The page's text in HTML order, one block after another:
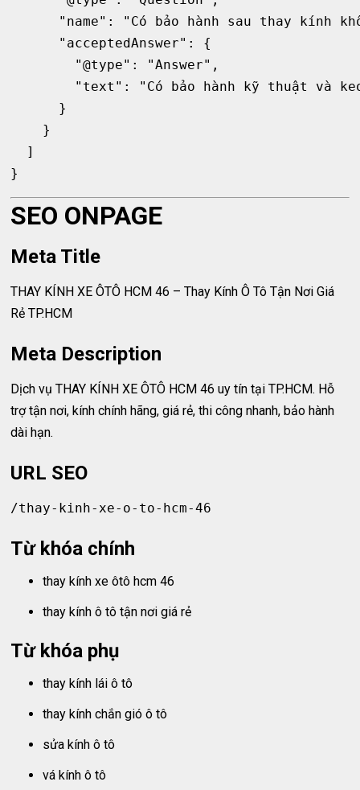
"name": "Có bảo hành sau thay kính
      "acceptedAnswer": {
        "@type": "Answer",
"text": "Có bảo hành kỹ thuật và
      }
    }
  ]
SEO ONPAGE
Meta Title
THAY KÍNH XE ÔTÔ HCM 46 – Thay Kính Ô Tô Tận Nơi Giá
Rẻ TP.HCM
Meta Description
Dịch vụ THAY KÍNH XE ÔTÔ HCM 46 uy tín tại TP.HCM. Hỗ
trợ tận nơi, kính chính hãng, giá rẻ, thi công nhanh, bảo hành
dài hạn.
URL SEO
Từ khóa chính
thay kính xe ôtô hcm 46
thay kính ô tô tận nơi giá rẻ
Từ khóa phụ
thay kính lái ô tô
thay kính chắn gió ô tô
sửa kính ô tô
vá kính ô tô